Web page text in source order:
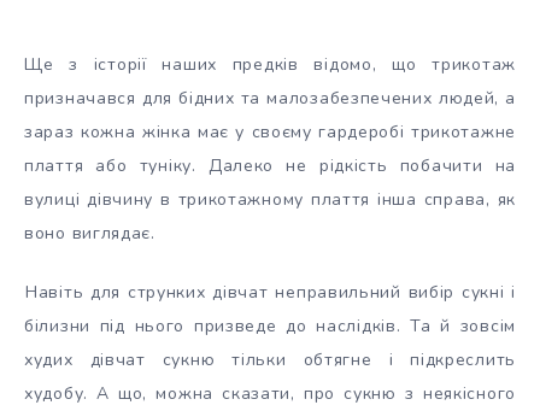
Ще з історії наших предків відомо, що трикотаж
призначався для бідних та малозабезпечених людей, а
зараз кожна жінка має у своєму гардеробі трикотажне
плаття або туніку. Далеко не рідкість побачити на
вулиці дівчину в трикотажному плаття інша справа, як
воно виглядає.
Навіть для струнких дівчат неправильний вибір сукні і
білизни під нього призведе до наслідків. Та й зовсім
худих дівчат сукню тільки обтягне і підкреслить
худобу. А що, можна сказати, про сукню з неякісного